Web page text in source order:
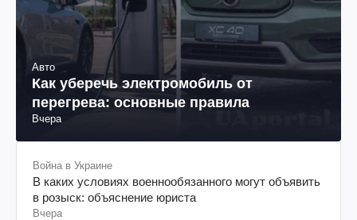
Авто
Как уберечь электромобиль от
перегрева: основные правила
Вчера
Война в Украине
В каких условиях военнообязанного могут объявить
в розыск: объяснение юриста
Вчера